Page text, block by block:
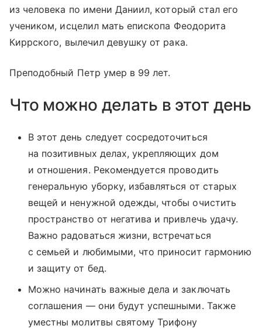
из человека по имени Даниил, который стал его
учеником, исцелил мать епископа Феодорита
Киррского, вылечил девушку от рака.
Преподобный Петр умер в 99 лет.
Что можно делать в этот день
В этот день следует сосредоточиться
на позитивных делах, укрепляющих дом
и отношения. Рекомендуется проводить
генеральную уборку, избавляться от старых
вещей и ненужной одежды, чтобы очистить
пространство от негатива и привлечь удачу.
Важно радоваться жизни, встречаться
с семьей и любимыми, что приносит гармонию
и защиту от бед.
Можно начинать важные дела и заключать
соглашения — они будут успешными. Также
уместны молитвы святому Трифону